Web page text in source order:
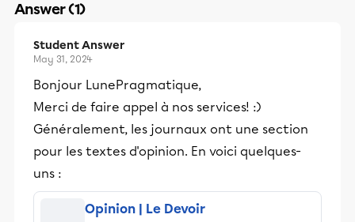
Answer (1)
Student Answer
May 31, 2024
Bonjour LunePragmatique,
Merci de faire appel à nos services! :)
Généralement, les journaux ont une section
pour les textes d'opinion. En voici quelques-
uns :
Opinion | Le Devoir